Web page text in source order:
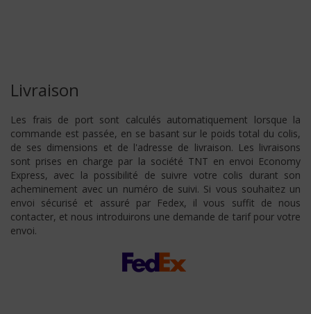
Livraison
Les frais de port sont calculés automatiquement lorsque la
commande est passée, en se basant sur le poids total du colis,
de ses dimensions et de l'adresse de livraison. Les livraisons
sont prises en charge par la société TNT en envoi Economy
Express, avec la possibilité de suivre votre colis durant son
acheminement avec un numéro de suivi. Si vous souhaitez un
envoi sécurisé et assuré par Fedex, il vous suffit de nous
contacter, et nous introduirons une demande de tarif pour votre
envoi.